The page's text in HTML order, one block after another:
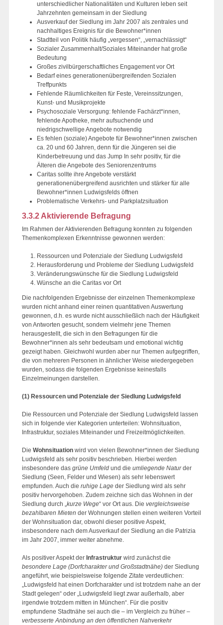
unterschiedlicher Nationalitäten und Kulturen leben seit
Jahrzehnten gemeinsam in der Siedlung
Ausverkauf der Siedlung im Jahr 2007 als zentrales und
nachhaltiges Ereignis für die Bewohner*innen
Stadtteil von Politik häufig „vergessen“, „vernachlässigt“
Sozialer Zusammenhalt/Soziales Miteinander hat große
Bedeutung
Großes zivilbürgerschaftliches Engagement vor Ort
Bedarf eines generationenübergreifenden Sozialen
Treffpunkts
Fehlende Räumlichkeiten für Feste, Vereinssitzungen,
Kunst- und Musikprojekte
Psychosoziale Versorgung: fehlende Fachärzt*innen,
fehlende Apotheke, mehr aufsuchende und
niedrigschwellige Angebote notwendig
Es fehlen (soziale) Angebote für Bewohner*innen zwischen
ca. 20 und 60 Jahren, denn für die Jüngeren sei die
Kinderbetreuung und das Jump In sehr positiv, für die
Älteren die Angebote des Seniorenzentrums
Caritas sollte ihre Angebote verstärkt
generationenübergreifend ausrichten und stärker für alle
Bewohner*innen Ludwigsfelds öffnen
Problematische Verkehrs- und Parkplatzsituation
3.3.2 Aktivierende Befragung
Im Rahmen der Aktivierenden Befragung konnten zu folgenden
Themenkomplexen Erkenntnisse gewonnen werden:
Ressourcen und Potenziale der Siedlung Ludwigsfeld
Herausforderung und Probleme der Siedlung Ludwigsfeld
Veränderungswünsche für die Siedlung Ludwigsfeld
Wünsche an die Caritas vor Ort
Die nachfolgenden Ergebnisse der einzelnen Themenkomplexe
wurden nicht anhand einer reinen quantitativen Auswertung
gewonnen, d.h. es wurde nicht ausschließlich nach der Häufigkeit
von Antworten gesucht, sondern vielmehr jene Themen
herausgestellt, die sich in den Befragungen für die
Bewohner*innen als sehr bedeutsam und emotional wichtig
gezeigt haben. Gleichwohl wurden aber nur Themen aufgegriffen,
die von mehreren Personen in ähnlicher Weise wiedergegeben
wurden, sodass die folgenden Ergebnisse keinesfalls
Einzelmeinungen darstellen.
(1) Ressourcen und Potenziale der Siedlung Ludwigsfeld
Die Ressourcen und Potenziale der Siedlung Ludwigsfeld lassen
sich in folgende vier Kategorien unterteilen: Wohnsituation,
Infrastruktur, soziales Miteinander und Freizeitmöglichkeiten.
Die Wohnsituation wird von vielen Bewohner*innen der Siedlung
Ludwigsfeld als sehr positiv beschrieben. Hierbei werden
insbesondere das grüne Umfeld und die umliegende Naturder
Siedlung (Seen, Felder und Wiesen) als sehr lebenswert
empfunden. Auch die ruhige Lage der Siedlung wird als sehr
positiv hervorgehoben. Zudem zeichne sich das Wohnen in der
Siedlung durch „kurze Wege“ vor Ort aus. Die vergleichsweise
bezahlbaren Mieten der Wohnungen stellen einen weiteren Vorteil
der Wohnsituation dar, obwohl dieser positive Aspekt,
insbesondere nach dem Ausverkauf der Siedlung an die Patrizia
im Jahr 2007, immer weiter abnehme.
Als positiver Aspekt der Infrastruktur wird zunächst die
besondere Lage (Dorfcharakter und Großstadtnähe) der Siedlung
angeführt, wie beispielsweise folgende Zitate verdeutlichen:
„Ludwigsfeld hat einen Dorfcharakter und ist trotzdem nahe an der
Stadt gelegen“ oder „Ludwigsfeld liegt zwar außerhalb, aber
irgendwie trotzdem mitten in München“. Für die positiv
empfundene Stadtnähe sei auch die – im Vergleich zu früher –
verbesserte Anbindung an den öffentlichen Nahverkehr